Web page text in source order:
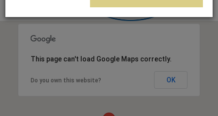
This page can't load Google Maps correctly.
Do you own this website? OK